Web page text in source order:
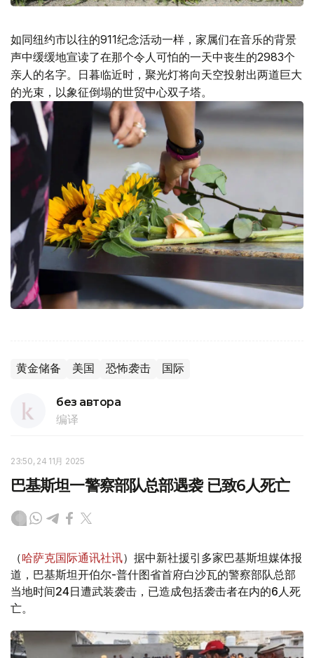
如同纽约市以往的911纪念活动一样，家属们在音乐的背景
声中缓缓地宣读了在那个令人可怕的一天中丧生的2983个
亲人的名字。日暮临近时，聚光灯将向天空投射出两道巨大
的光束，以象征倒塌的世贸中心双子塔。
黄金储备 美国 恐怖袭击 国际
без автора
编译
23:50, 24 11月 2025
巴基斯坦一警察部队总部遇袭 已致6人死亡
（哈萨克国际通讯社讯）据中新社援引多家巴基斯坦媒体报
道，巴基斯坦开伯尔-普什图省首府白沙瓦的警察部队总部
当地时间24日遭武装袭击，已造成包括袭击者在内的6人死
亡。